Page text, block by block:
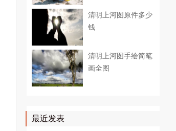
清明上河图原件多少
钱
清明上河图手绘简笔
画全图
最近发表